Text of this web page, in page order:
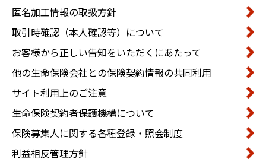
匿名加工情報の取扱方針
取引時確認（本人確認等）について
お客様から正しい告知をいただくにあたって
他の生命保険会社との保険契約情報の共同利用
サイト利用上のご注意
生命保険契約者保護機構について
保険募集人に関する各種登録・照会制度
利益相反管理方針